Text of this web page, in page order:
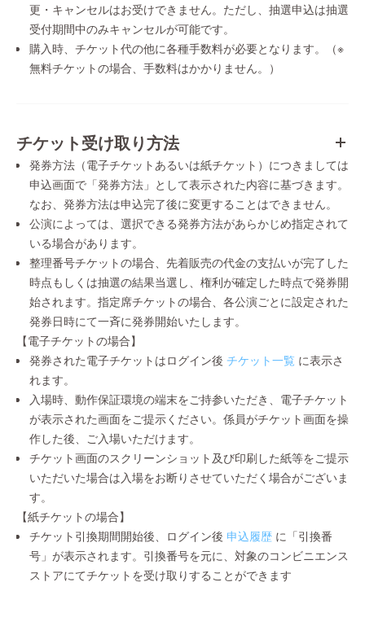
更・キャンセルはお受けできません。ただし、抽選申込は抽選
受付期間中のみキャンセルが可能です。
購入時、チケット代の他に各種手数料が必要となります。（※
無料チケットの場合、手数料はかかりません。）
チケット受け取り方法
発券方法（電子チケットあるいは紙チケット）につきましては
申込画面で「発券方法」として表示された内容に基づきます。
なお、発券方法は申込完了後に変更することはできません。
公演によっては、選択できる発券方法があらかじめ指定されて
いる場合があります。
整理番号チケットの場合、先着販売の代金の支払いが完了した
時点もしくは抽選の結果当選し、権利が確定した時点で発券開
始されます。指定席チケットの場合、各公演ごとに設定された
発券日時にて一斉に発券開始いたします。
【電子チケットの場合】
発券された電子チケットはログイン後 チケット一覧 に表示さ
れます。
入場時、動作保証環境の端末をご持参いただき、電子チケット
が表示された画面をご提示ください。係員がチケット画面を操
作した後、ご入場いただけます。
チケット画面のスクリーンショット及び印刷した紙等をご提示
いただいた場合は入場をお断りさせていただく場合がございま
す。
【紙チケットの場合】
チケット引換期間開始後、ログイン後 申込履歴 に「引換番
号」が表示されます。引換番号を元に、対象のコンビニエンス
ストアにてチケットを受け取りすることができます